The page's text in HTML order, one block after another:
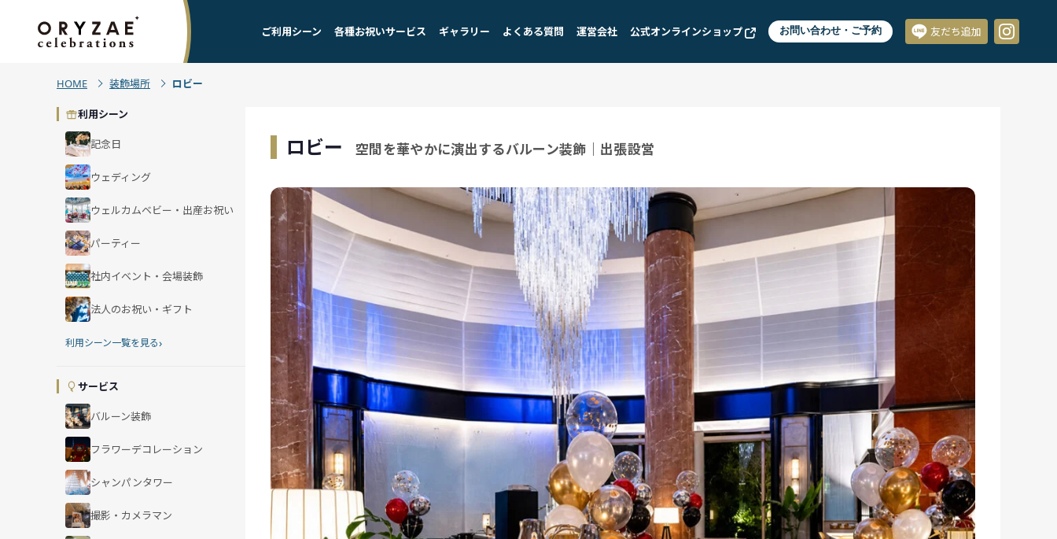
ご利用シーン 各種お祝いサービス ギャラリー よくある質問 運営会社 公式オンラインショップ お問い合わせ・ご予約 友だち追加
HOME 装飾場所 ロビー
利用シーン
記念日
ウェディング
ウェルカムベビー・出産お祝い
パーティー
社内イベント・会場装飾
法人のお祝い・ギフト
利用シーン一覧を見る›
サービス
バルーン装飾
フラワーデコレーション
シャンパンタワー
撮影・カメラマン
ロビー 空間を華やかに演出するバルーン装飾｜出張設営